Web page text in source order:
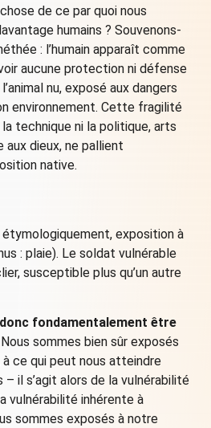
de ce par quoi nous
humains ? Souvenons-
: l’humain apparaît comme
aucune protection ni défense
nu, exposé aux dangers
environnement. Cette fragilité
technique ni la politique, arts
dieux, ne pallient
native.
exposition à
: plaie). Le soldat vulnérable
susceptible plus qu’un autre
fondamentalement être
Nous sommes bien sûr exposés
ce qui peut nous atteindre
il s’agit alors de la vulnérabilité
vulnérabilité inhérente à
sommes exposés à notre